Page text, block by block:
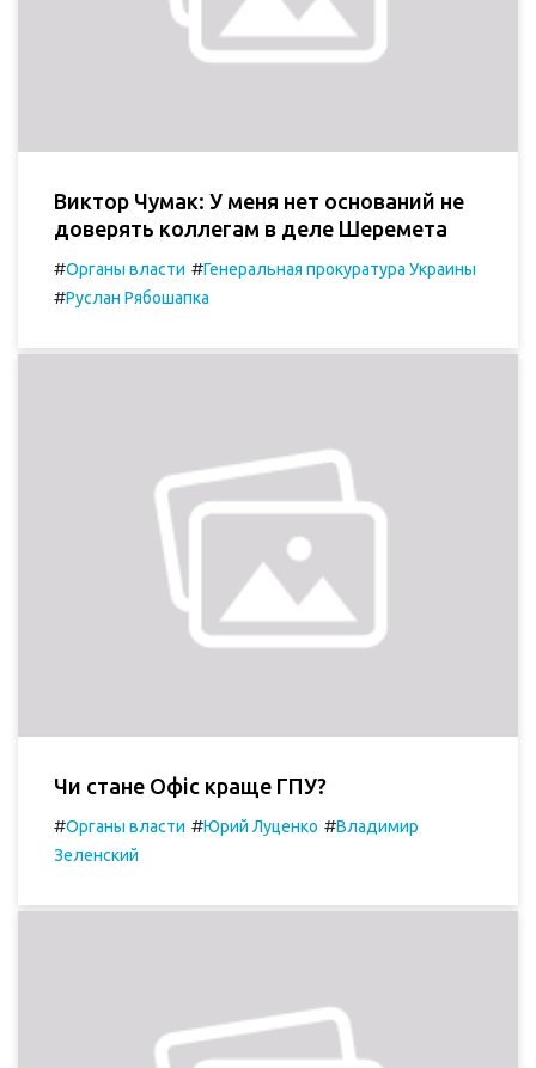
Виктор Чумак: У меня нет оснований не
доверять коллегам в деле Шеремета
#Органы власти #Генеральная прокуратура Украины
#Руслан Рябошапка
Чи стане Офіс краще ГПУ?
#Органы власти #Юрий Луценко #Владимир
Зеленский